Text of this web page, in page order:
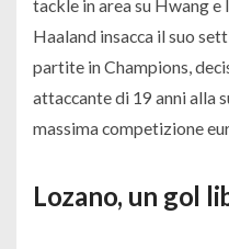
tackle in area su Hwang
Haaland insacca il suo
partite in Champions,
attaccante di 19 anni alla
massima competizione
Lozano, un gol